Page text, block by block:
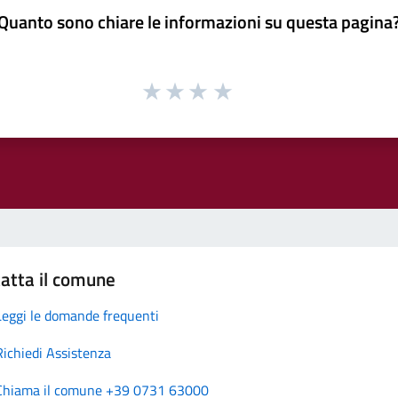
sono chiare le informazioni su questa
il comune
le domande frequenti
Assistenza
il comune +39 0731 63000